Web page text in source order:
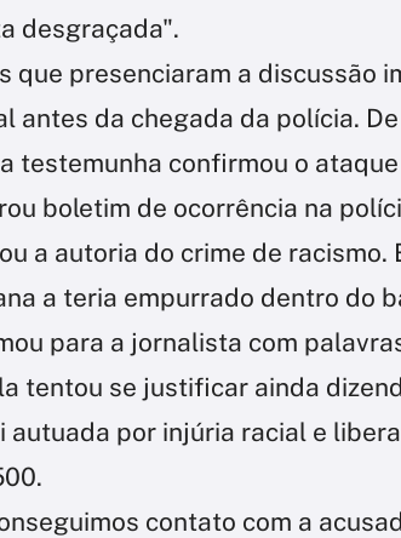
desgraçada".
que presenciaram a discussão
antes da chegada da polícia.
testemunha confirmou o
boletim de ocorrência na
a autoria do crime de racismo.
a teria empurrado dentro do
para a jornalista com
tentou se justificar ainda
autuada por injúria racial e
contato com a